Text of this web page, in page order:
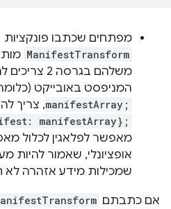
מפתחים שכתבו פונקציות
ManifestTransform
משלהם בגרסה
המניפסט באובייקט
manifestArray;, צריך
manifestArray};
מאפשר לפלאגין לכלול
אופציונלי, שאמור להיות
שמכילות מידע אזהרה לא
אם כתבתם